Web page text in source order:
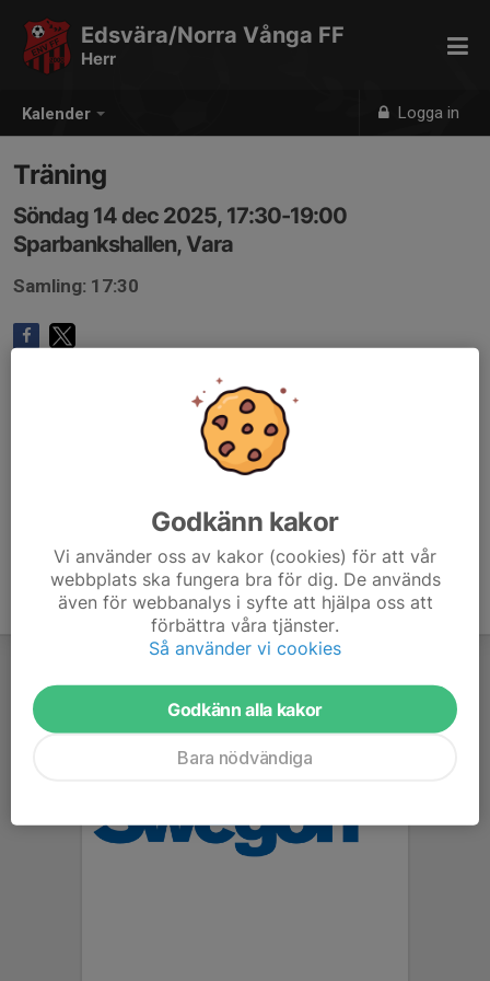
Kalender Logga in
Edsvära/Norra Vånga FF
Herr
Träning
Söndag 14 dec 2025, 17:30-19:00
Sparbankshallen, Vara
Samling: 17:30
Godkänn kakor
Vi använder oss av kakor (cookies) för att vår
webbplats ska fungera bra för dig. De används
även för webbanalys i syfte att hjälpa oss att
förbättra våra tjänster.
Så använder vi cookies
Godkänn alla kakor
Bara nödvändiga